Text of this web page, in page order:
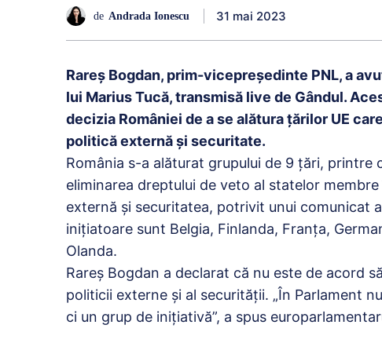
de Andrada Ionescu 31 mai 2023
Rareş Bogdan, prim-vicepreşedinte PNL, a
lui Marius Tucă, transmisă live de Gândul.
decizia României de a se alătura țărilor UE
politică externă și securitate.
România s-a alăturat grupului de 9 țări, printre
eliminarea dreptului de veto al statelor
externă și securitatea, potrivit unui comunicat
inițiatoare sunt Belgia, Finlanda, Franţa,
Olanda.
Rareș Bogdan a declarat că nu este de acord
politicii externe și al securității. „În Parlament
ci un grup de inițiativă”, a spus